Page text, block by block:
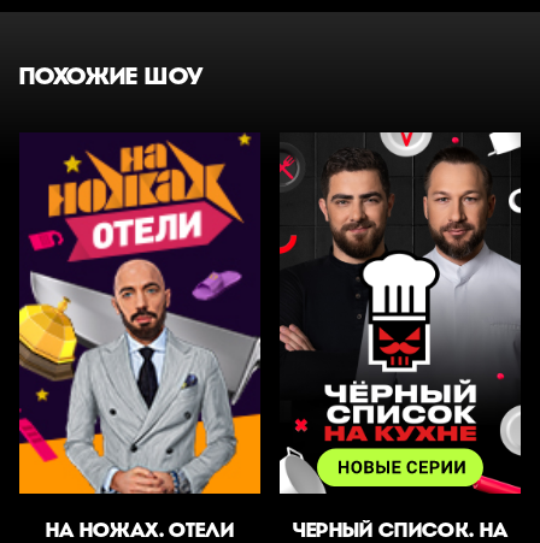
ПОХОЖИЕ ШОУ
НА НОЖАХ. ОТЕЛИ
ЧЕРНЫЙ СПИСОК. НА